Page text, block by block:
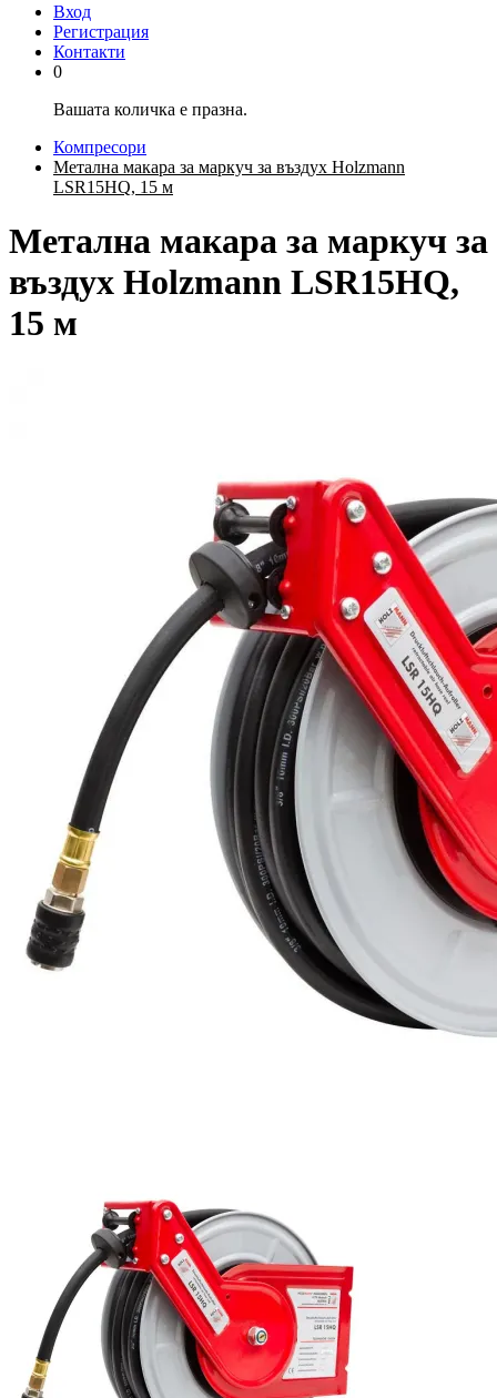
Вход
Регистрация
Контакти
0
Вашата количка е празна.
Компресори
Метална макара за маркуч за въздух Holzmann
LSR15HQ, 15 м
Метална макара за маркуч за
въздух Holzmann LSR15HQ,
15 м